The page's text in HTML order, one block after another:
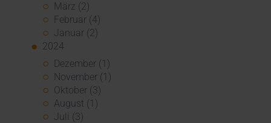
März (2)
Februar (4)
Januar (2)
2024
Dezember (1)
November (1)
Oktober (3)
August (1)
Juli (3)